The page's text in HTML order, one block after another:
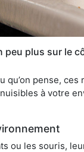
peu plus sur le
qu’on pense,
à votre
ou les souris,